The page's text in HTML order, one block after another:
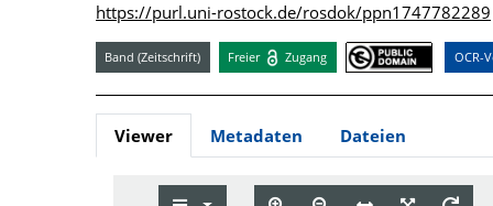
https://purl.uni-rostock.de/rosdok/ppn1747782289
Band (Zeitschrift) Freier Zugang OCR-
Viewer Metadaten Dateien